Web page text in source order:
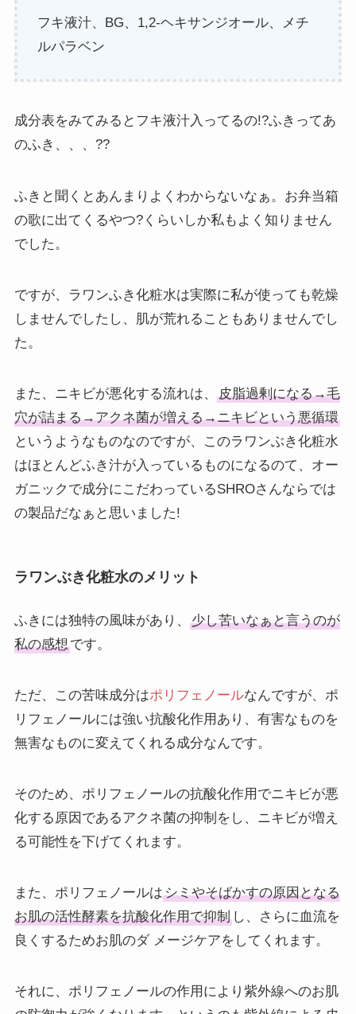
フキ液汁、BG、1,2-ヘキサンジオール、メチ
ルパラベン
成分表をみてみるとフキ液汁入ってるの!?ふきってあ
のふき、、、??
ふきと聞くとあんまりよくわからないなぁ。お弁当箱
の歌に出てくるやつ?くらいしか私もよく知りません
でした。
ですが、ラワンふき化粧水は実際に私が使っても乾燥
しませんでしたし、肌が荒れることもありませんでし
た。
また、ニキビが悪化する流れは、
皮脂過剰になる→毛
穴が詰まる→アクネ菌が増える→ニキビという悪循環
というようなものなのですが、このラワンぶき化粧水
はほとんどふき汁が入っているものになるのて、オー
ガニックで成分にこだわっているSHROさんならでは
の製品だなぁと思いました!
ラワンぶき化粧水のメリット
ふきには独特の風味があり、
少し苦いなぁと言うのが
私の感想です。
ただ、この苦味成分はポリフェノールなんですが、ポ
リフェノールには強い抗酸化作用あり、有害なものを
無害なものに変えてくれる成分なんです。
そのため、ポリフェノールの抗酸化作用でニキビが悪
化する原因であるアクネ菌の抑制をし、ニキビが増え
る可能性を下げてくれます。
また、ポリフェノールはシミやそばかすの原因となる
お肌の活性酵素を抗酸化作用で抑制し、さらに血流を
良くするためお肌のダ メージケアをしてくれます。
それに、ポリフェノールの作用により紫外線へのお肌